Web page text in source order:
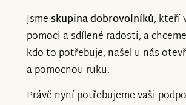
podpory a víry v to, že společně
měnit svět k lepšímu.
Ještě jednou vám ze srdce
vaši pomoc. Vaše podpora nás
Jsmeskupina dobrovolníků, kteří
pomoci a sdílené radosti, a
kdo to potřebuje, našel u nás
a pomocnou ruku.
Právě nyní potřebujeme vaši